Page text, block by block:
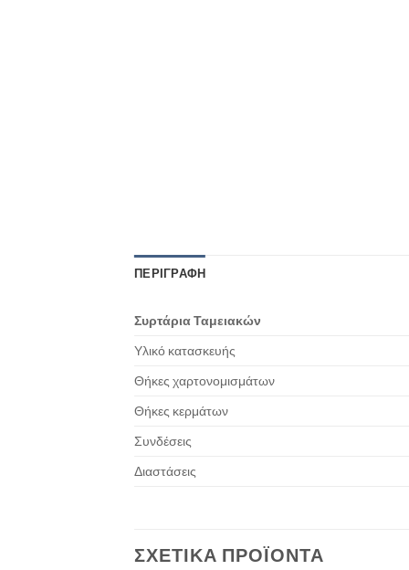
ΠΕΡΙΓΡΑΦΉ
Συρτάρια Ταμειακών
Υλικό κατασκευής
Θήκες χαρτονομισμάτων
Θήκες κερμάτων
Συνδέσεις
Διαστάσεις
ΣΧΕΤΙΚΆ ΠΡΟΪΌΝΤΑ